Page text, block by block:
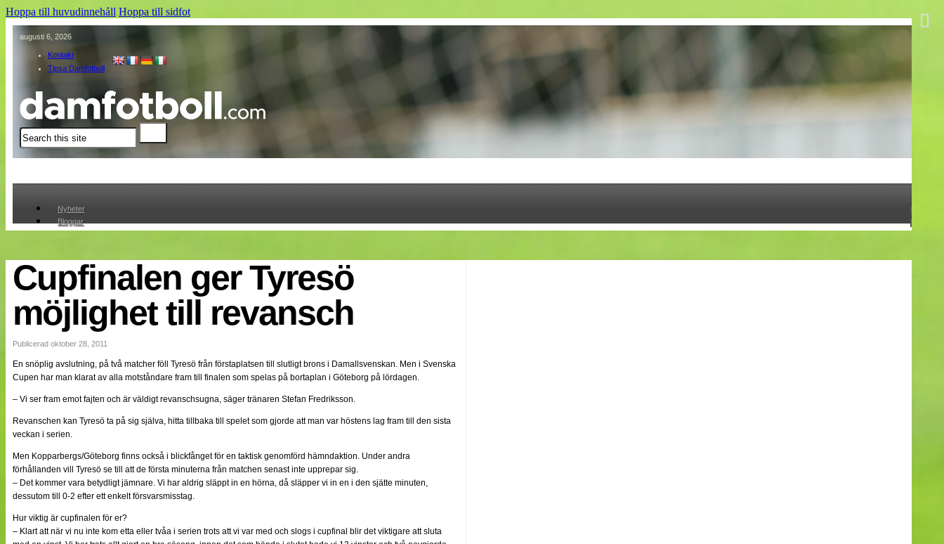
Hoppa till huvudinnehåll Hoppa till sidfot
augusti 6, 2026
Kontakt
Tipsa Damfotboll
Sök
Nyheter
Bloggar
Cuper
Medlemmar
Medlemsbilder
Till klubbkassan
Om oss
NÄTverket
Nyheter
Bloggar
Webb-TV
Cuper
Medlemsbilder
Till klubbkassan
Om oss
NÄTverket
Cupfinalen ger Tyresö
möjlighet till revansch
Publicerad oktober 28, 2011
En snöplig avslutning, på två matcher föll Tyresö från förstaplatsen till slutligt brons i Damallsvenskan. Men i Svenska
Cupen har man klarat av alla motståndare fram till finalen som spelas på bortaplan i Göteborg på lördagen.
– Vi ser fram emot fajten och är väldigt revanschsugna, säger tränaren Stefan Fredriksson.
Revanschen kan Tyresö ta på sig själva, hitta tillbaka till spelet som gjorde att man var höstens lag fram till den sista
veckan i serien.
Men Kopparbergs/Göteborg finns också i blickfånget för en taktisk genomförd hämndaktion. Under andra
förhållanden vill Tyresö se till att de första minuterna från matchen senast inte upprepar sig.
– Det kommer vara betydligt jämnare. Vi har aldrig släppt in en hörna, då släpper vi in en i den sjätte minuten,
dessutom till 0-2 efter ett enkelt försvarsmisstag.
Hur viktig är cupfinalen för er?
– Klart att när vi nu inte kom etta eller tvåa i serien trots att vi var med och slogs i cupfinal blir det viktigare att sluta